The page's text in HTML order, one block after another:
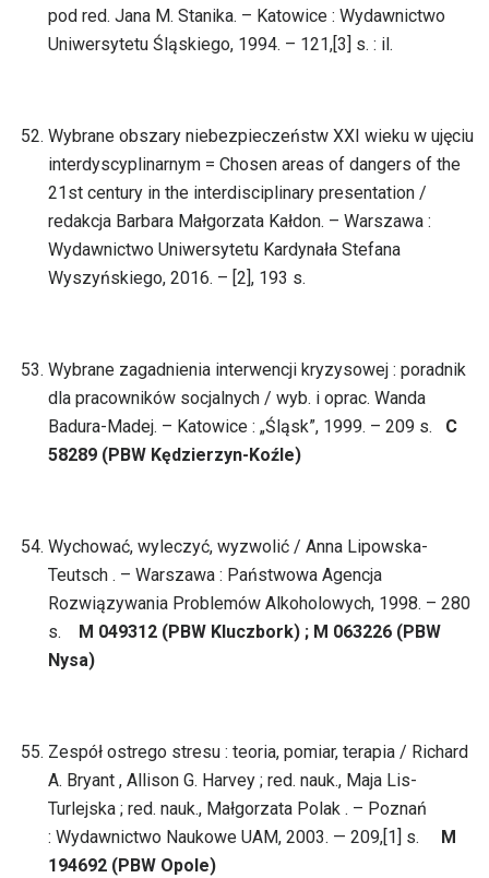
pod red. Jana M. Stanika. – Katowice : Wydawnictwo
Uniwersytetu Śląskiego, 1994. – 121,[3] s. : il.
Wybrane obszary niebezpieczeństw XXI wieku w ujęciu
interdyscyplinarnym = Chosen areas of dangers of the
21st century in the interdisciplinary presentation /
redakcja Barbara Małgorzata Kałdon. – Warszawa :
Wydawnictwo Uniwersytetu Kardynała Stefana
Wyszyńskiego, 2016. – [2], 193 s.
Wybrane zagadnienia interwencji kryzysowej : poradnik
dla pracowników socjalnych / wyb. i oprac. Wanda
Badura-Madej. – Katowice : „Śląsk”, 1999. – 209 s.
C
58289 (PBW Kędzierzyn-Koźle)
Wychować, wyleczyć, wyzwolić / Anna Lipowska-
Teutsch . – Warszawa : Państwowa Agencja
Rozwiązywania Problemów Alkoholowych, 1998. – 280
s.
M 049312 (PBW Kluczbork) ; M 063226 (PBW
Nysa)
Zespół ostrego stresu : teoria, pomiar, terapia / Richard
A. Bryant , Allison G. Harvey ; red. nauk., Maja Lis-
Turlejska ; red. nauk., Małgorzata Polak . – Poznań
: Wydawnictwo Naukowe UAM, 2003. — 209,[1] s.
M
194692 (PBW Opole)